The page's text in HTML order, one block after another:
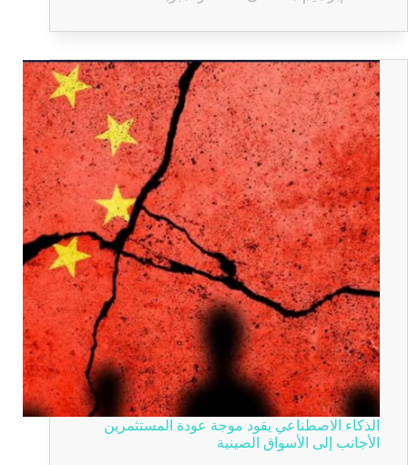
الذكاء الاصطناعي يقود موجة عودة المستثمرين
الأجانب إلى الأسواق الصينية